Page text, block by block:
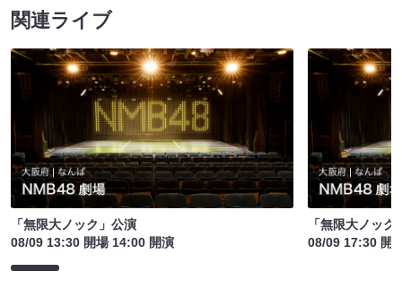
関連ライブ
「無限大ノック」公演
08/09 13:30 開場 14:00 開演
「無限大ノック
08/09 17:30 開